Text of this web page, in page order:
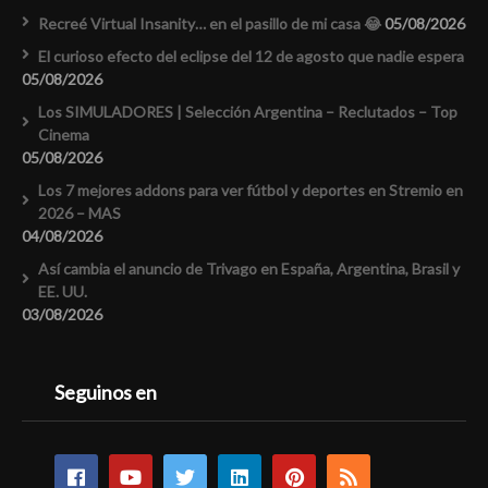
Recreé Virtual Insanity… en el pasillo de mi casa 😂05/08/2026
El curioso efecto del eclipse del 12 de agosto que nadie espera
05/08/2026
Los SIMULADORES | Selección Argentina – Reclutados – Top
Cinema
05/08/2026
Los 7 mejores addons para ver fútbol y deportes en Stremio en
2026 – MAS
04/08/2026
Así cambia el anuncio de Trivago en España, Argentina, Brasil y
EE. UU.
03/08/2026
Seguinos en